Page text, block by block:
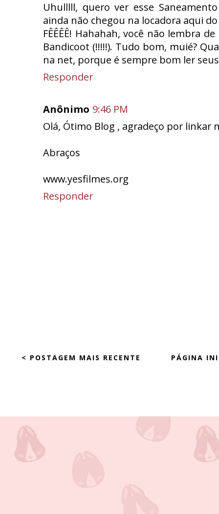
Uhulllll, quero ver esse
ainda não chegou na locadora aqui
FÊÊÊÊ! Hahahah, você não lembra
Bandicoot (!!!!!). Tudo bom, muié?
na net, porque é sempre bom ler
Responder
Anônimo 9:46 PM
Olá, Ótimo Blog , agradeço por linkar
Abraços
www.yesfilmes.org
Responder
< POSTAGEM MAIS RECENTE PÁGINA